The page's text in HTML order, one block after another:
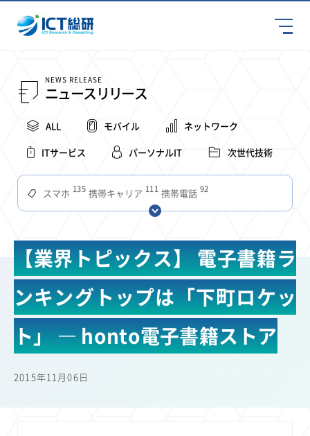
NEWS RELEASE
ニュースリリース
ALL モバイル
ネットワーク
ITサービス
パーソナルIT 次世代技術
スマホ 135 携帯キャリア 111 携帯電話 92
スマートデバイス 68 通信速度 65 ビジネス 63 4Ｇ 59
アプリ 51 つながりやすさ 51 電波状況 ドコモ 48
タブレット 38 インターネット 36 ビジネスシーン 31
混雑環境 31 MVNO 28 SIM 27 電波 27 全国 24 楽天モバイル 22
22 22 22 21 19 18
電車 16 所有状況 14 動画配信 14 SNS 14
11
【業界トピックス】 電子書籍ラ
ンキングトップは「下町ロケッ
ト」 ― honto電子書籍ストア
2015年11月06日